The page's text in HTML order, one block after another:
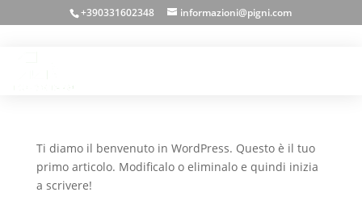
+390331602348 informazioni@pigni.com
carlo
Ti diamo il benvenuto in WordPress. Questo è il tuo
primo articolo. Modificalo o eliminalo e quindi inizia
a scrivere!